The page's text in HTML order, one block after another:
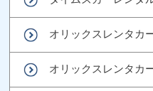
オリックスレンタカ
オリックスレンタカ